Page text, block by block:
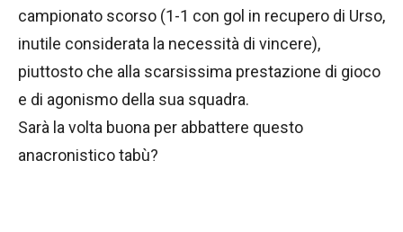
campionato scorso (1-1 con gol in recupero di Urso,
inutile considerata la necessità di vincere),
piuttosto che alla scarsissima prestazione di gioco
e di agonismo della sua squadra.
Sarà la volta buona per abbattere questo
anacronistico tabù?